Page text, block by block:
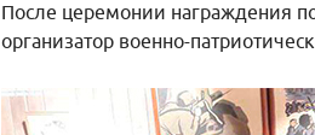
После церемонии награждения
организатор военно-